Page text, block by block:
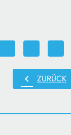
chevron_left ZURÜCK